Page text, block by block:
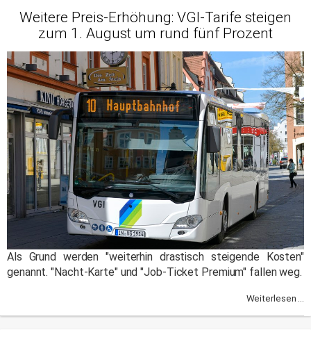
Weitere Preis-Erhöhung: VGI-Tarife steigen
zum 1. August um rund fünf Prozent
Als Grund werden "weiterhin drastisch steigende Kosten"
genannt. "Nacht-Karte" und "Job-Ticket Premium" fallen weg.
Weiterlesen ...